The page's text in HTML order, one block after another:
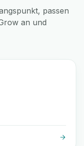
passen
an und